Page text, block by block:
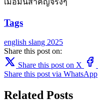
เมื่อมันสำคัญจริงๆ
Tags
english slang 2025
Share this post on:
Share this post on X
Share this post via WhatsApp
Related Posts